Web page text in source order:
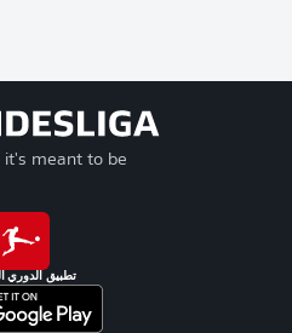
it's meant to be
تطبيق الدوري